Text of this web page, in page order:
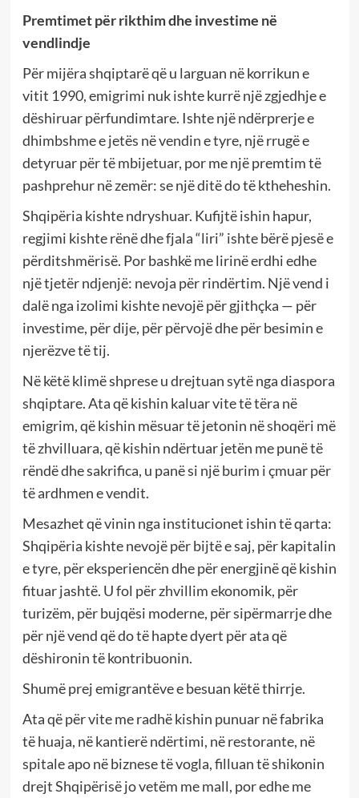
Premtimet për rikthim dhe investime në
vendlindje
Për mijëra shqiptarë që u larguan në korrikun e
vitit 1990, emigrimi nuk ishte kurrë një zgjedhje e
dëshiruar përfundimtare. Ishte një ndërprerje e
dhimbshme e jetës në vendin e tyre, një rrugë e
detyruar për të mbijetuar, por me një premtim të
pashprehur në zemër: se një ditë do të ktheheshin.
Shqipëria kishte ndryshuar. Kufijtë ishin hapur,
regjimi kishte rënë dhe fjala “liri” ishte bërë pjesë e
përditshmërisë. Por bashkë me lirinë erdhi edhe
një tjetër ndjenjë: nevoja për rindërtim. Një vend i
dalë nga izolimi kishte nevojë për gjithçka — për
investime, për dije, për përvojë dhe për besimin e
njerëzve të tij.
Në këtë klimë shprese u drejtuan sytë nga diaspora
shqiptare. Ata që kishin kaluar vite të tëra në
emigrim, që kishin mësuar të jetonin në shoqëri më
të zhvilluara, që kishin ndërtuar jetën me punë të
rëndë dhe sakrifica, u panë si një burim i çmuar për
të ardhmen e vendit.
Mesazhet që vinin nga institucionet ishin të qarta:
Shqipëria kishte nevojë për bijtë e saj, për kapitalin
e tyre, për eksperiencën dhe për energjinë që kishin
fituar jashtë. U fol për zhvillim ekonomik, për
turizëm, për bujqësi moderne, për sipërmarrje dhe
për një vend që do të hapte dyert për ata që
dëshironin të kontribuonin.
Shumë prej emigrantëve e besuan këtë thirrje.
Ata që për vite me radhë kishin punuar në fabrika
të huaja, në kantierë ndërtimi, në restorante, në
spitale apo në biznese të vogla, filluan të shikonin
drejt Shqipërisë jo vetëm me mall, por edhe me